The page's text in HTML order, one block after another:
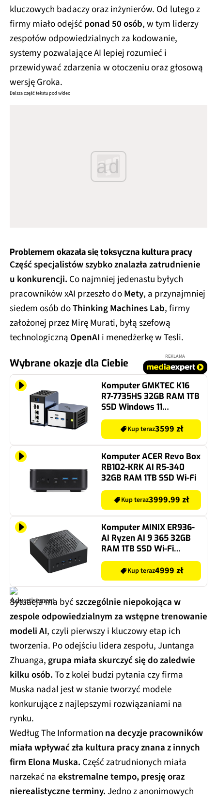
kluczowych badaczy oraz inżynierów. Od lutego z
firmy miało odejść ponad 50 osób, w tym liderzy
zespołów odpowiedzialnych za kodowanie,
systemy pozwalające AI lepiej rozumieć i
przewidywać zdarzenia w otoczeniu oraz głosową
wersję Groka.
Dalsza część tekstu pod wideo
ad
Problemem okazała się toksyczna kultura pracy
Część specjalistów szybko znalazła zatrudnienie
u konkurencji. Co najmniej jedenastu byłych
pracowników xAI przeszło doMety, a przynajmniej
siedem osób doThinking Machines Lab, firmy
założonej przez Mirę Murati, byłą szefową
technologiczną OpenAI i menedżerkę w Tesli.
Wybrane okazje dla Ciebie
REKLAMA
Komputer GMKTEC K16
R7-7735HS 32GB RAM 1TB
SSD Windows 11
Professional
Kup teraz3599 zł
Komputer ACER Revo Box
RB102-KRK AI R5-340
32GB RAM 1TB SSD Wi-Fi
Kup teraz3999.99 zł
Komputer MINIX ER936-
AI Ryzen AI 9 365 32GB
RAM 1TB SSD Wi-Fi
Windows 11 Professional
Kup teraz4999 zł
Sytuacja ma byćszczególnie niepokojąca w
zespole odpowiedzialnym za wstępne trenowanie
modeli AI, czyli pierwszy i kluczowy etap ich
tworzenia. Po odejściu lidera zespołu, Juntanga
Zhuanga,grupa miała skurczyć się do zaledwie
kilku osób.To z kolei budzi pytania czy firma
Muska nadal jest w stanie tworzyć modele
konkurujące z najlepszymi rozwiązaniami na
rynku.
Według The Information na decyzje pracowników
miała wpływać zła kultura pracy znana z innych
firm Elona Muska. Część zatrudnionych miała
narzekać naekstremalne tempo, presję oraz
nierealistyczne terminy.Jedno z anonimowych